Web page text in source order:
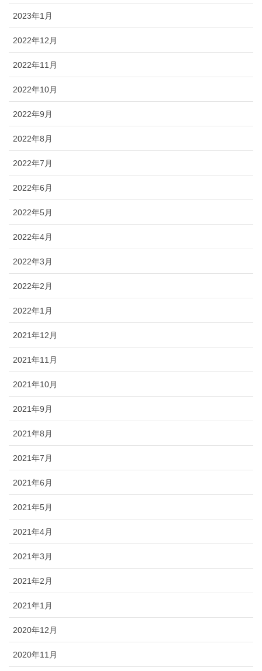
2023年1月
2022年12月
2022年11月
2022年10月
2022年9月
2022年8月
2022年7月
2022年6月
2022年5月
2022年4月
2022年3月
2022年2月
2022年1月
2021年12月
2021年11月
2021年10月
2021年9月
2021年8月
2021年7月
2021年6月
2021年5月
2021年4月
2021年3月
2021年2月
2021年1月
2020年12月
2020年11月